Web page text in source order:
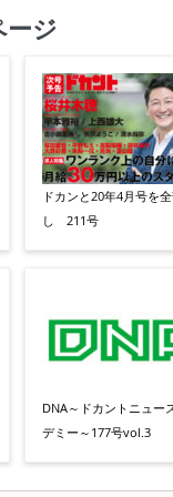
ージ
ドカンと20年4月号を
し 211号
DNA～ドカントニュー
デミー～177号vol.3